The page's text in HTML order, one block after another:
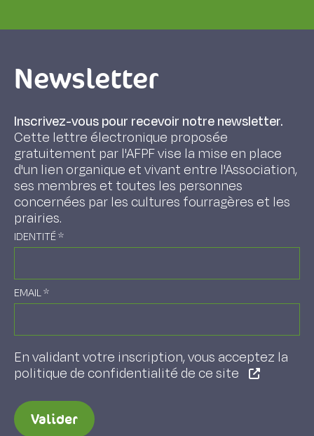
Newsletter
Inscrivez-vous pour recevoir notre newsletter.
Cette lettre électronique proposée
gratuitement par l'AFPF vise la mise en place
d'un lien organique et vivant entre l'Association,
ses membres et toutes les personnes
concernées par les cultures fourragères et les
prairies.
IDENTITÉ*
EMAIL*
En validant votre inscription, vous acceptez la
politique de confidentialité de ce site
Valider